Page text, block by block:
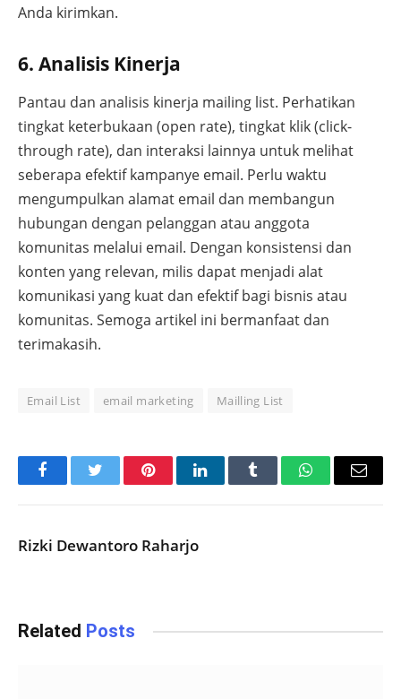
Anda kirimkan.
6. Analisis Kinerja
Pantau dan analisis kinerja mailing list. Perhatikan
tingkat keterbukaan (open rate), tingkat klik (click-
through rate), dan interaksi lainnya untuk melihat
seberapa efektif kampanye email. Perlu waktu
mengumpulkan alamat email dan membangun
hubungan dengan pelanggan atau anggota
komunitas melalui email. Dengan konsistensi dan
konten yang relevan, milis dapat menjadi alat
komunikasi yang kuat dan efektif bagi bisnis atau
komunitas. Semoga artikel ini bermanfaat dan
terimakasih.
Email List email marketing Mailling List
FacebookTwitter PinterestLinkedInTumblr WhatsAppEmail
Rizki Dewantoro Raharjo
Related Posts